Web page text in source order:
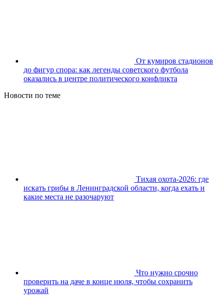
От кумиров стадионов
до фигур спора: как легенды советского футбола
оказались в центре политического конфликта
Новости по теме
Тихая охота-2026: где
искать грибы в Ленинградской области, когда ехать и
какие места не разочаруют
Что нужно срочно
проверить на даче в конце июля, чтобы сохранить
урожай